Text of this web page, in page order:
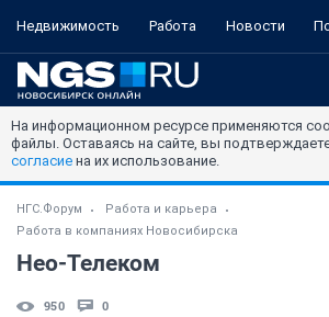
Недвижимость Работа Новости
На информационном ресурсе применяются
файлы. Оставаясь на сайте, вы
согласие на их использование.
НГС.Форум
Работа и карьера
Работа в компаниях Новосибирска
Нео-Телеком
950 0